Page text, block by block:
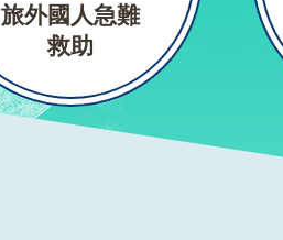
旅外國人急難
救助